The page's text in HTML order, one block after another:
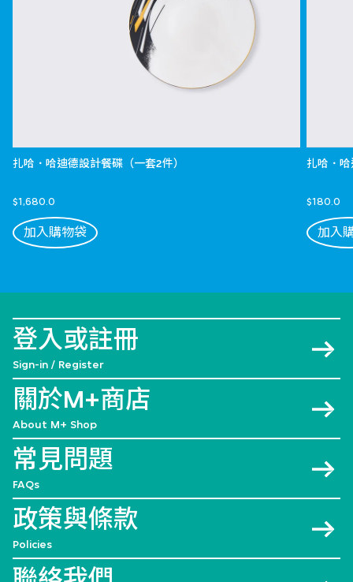
扎哈．哈迪德設計餐碟（一套2件）
$1,680.0
加入購物袋
扎哈．
$180.0
加入
登入或註冊
Sign-in / Register
關於M+商店
About M+ Shop
常見問題
FAQs
政策與條款
Policies